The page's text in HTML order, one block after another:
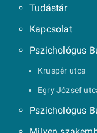
Tudástár
Kapcsolat
Pszichológus
Kruspér utca
Egry József
Pszichológus